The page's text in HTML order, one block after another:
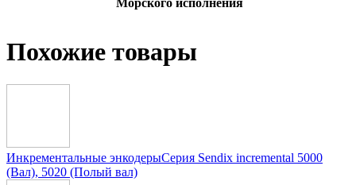
Похожие товары
Инкрементальные энкодерыСерия Sendix incremental 5000
(Вал), 5020 (Полый вал)